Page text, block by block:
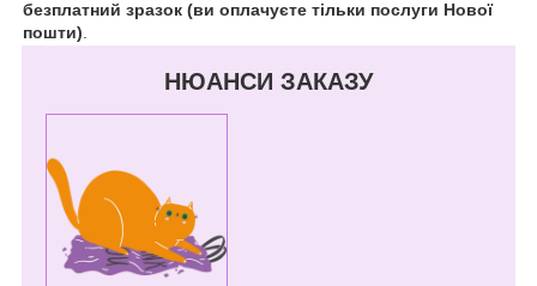
безплатний зразок (ви оплачуєте тільки послуги Нової
пошти).
НЮАНСИ ЗАКАЗУ